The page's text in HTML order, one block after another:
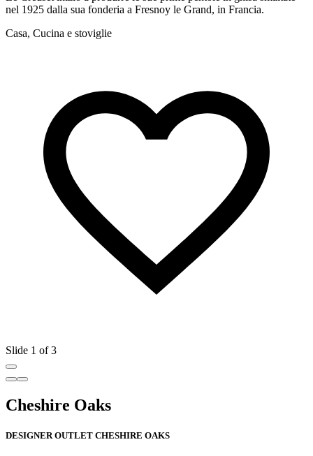
nel 1925 dalla sua fonderia a Fresnoy le Grand, in Francia.
Casa, Cucina e stoviglie
Slide 1 of 3
Cheshire Oaks
DESIGNER OUTLET CHESHIRE OAKS